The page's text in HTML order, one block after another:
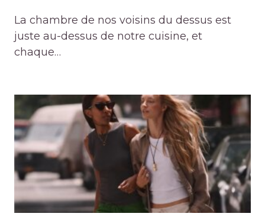
La chambre de nos voisins du dessus est
juste au-dessus de notre cuisine, et
chaque…